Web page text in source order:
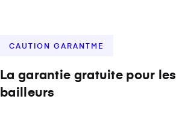
CAUTION GARANTME
La garantie gratuite pour les
bailleurs